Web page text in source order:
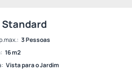
3 Pessoas
16 m2
Vista para o Jardim